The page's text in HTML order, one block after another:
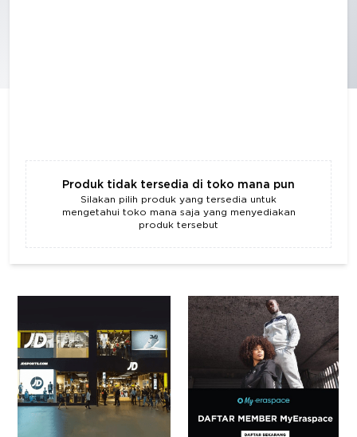
Produk tidak tersedia di toko mana pun
Silakan pilih produk yang tersedia untuk
mengetahui toko mana saja yang menyediakan
produk tersebut